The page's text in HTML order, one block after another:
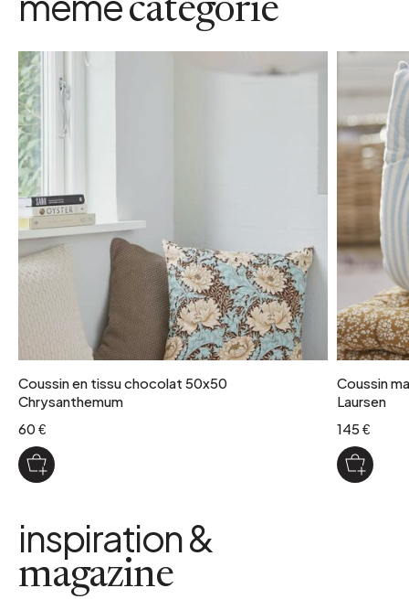
catégorie
Coussin en tissu chocolat 50x50
Chrysanthemum
60 €
Coussin
Laursen
145 €
inspiration &
magazine